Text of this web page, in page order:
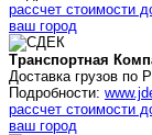
рассчет стоимости
ваш город
Транспортная
Доставка грузов по
Подробности:
рассчет стоимости
ваш город